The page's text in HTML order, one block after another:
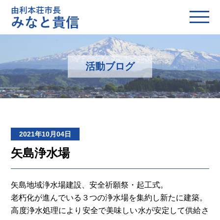
活動ブログ
2021年10月04日
矢島浄水場
矢島地域浄水場建設、安全祈願祭・起工式。
老朽化が進んでいる３つの浄水場を集約し新たに建築。
高度浄水処理により安全で美味しい水が安定して供給さ